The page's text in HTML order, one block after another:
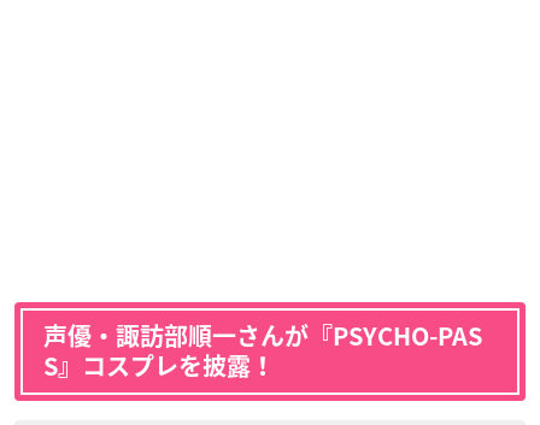
声優・諏訪部順一さんが『PSYCHO-PAS
S』コスプレを披露！